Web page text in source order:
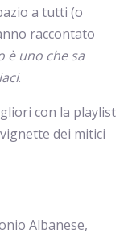
a tutti (o
raccontato
è uno che sa
.
con la playlist
dei mitici
Albanese,